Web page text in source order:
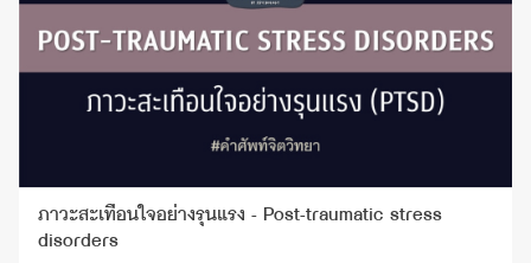
ภาวะสะเทือนใจอย่างรุนแรง - Post-traumatic stress
disorders